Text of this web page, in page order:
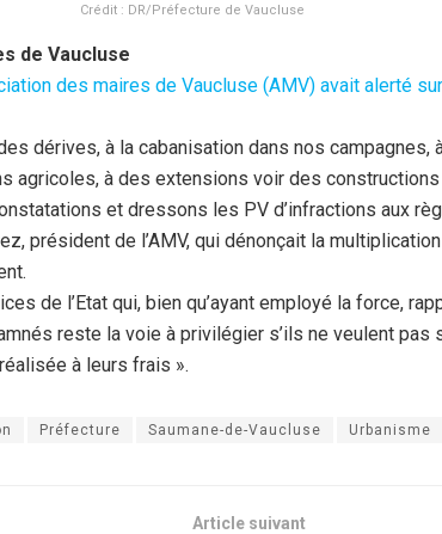
Crédit : DR/Préfecture de Vaucluse
de Vaucluse
des maires de Vaucluse (AMV) avait alerté
dérives, à la cabanisation dans nos campagnes,
agricoles, à des extensions voir des
et dressons les PV d’infractions aux
président de l’AMV, qui dénonçait la
de l’Etat qui, bien qu’ayant employé la force,
reste la voie à privilégier s’ils ne veulent pas
à leurs frais ».
Préfecture Saumane-de-Vaucluse Urbanisme
Article suivant